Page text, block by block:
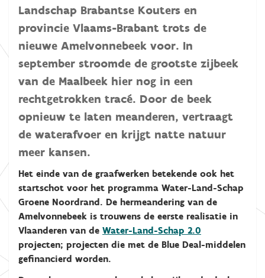
Landschap Brabantse Kouters en
provincie Vlaams-Brabant trots de
nieuwe Amelvonnebeek voor. In
september stroomde de grootste zijbeek
van de Maalbeek hier nog in een
rechtgetrokken tracé. Door de beek
opnieuw te laten meanderen, vertraagt
de waterafvoer en krijgt natte natuur
meer kansen.
Het einde van de graafwerken betekende ook het
startschot voor het programma Water-Land-Schap
Groene Noordrand. De hermeandering van de
Amelvonnebeek is trouwens de eerste realisatie in
Vlaanderen van de Water-Land-Schap 2.0
projecten; projecten die met de Blue Deal-middelen
gefinancierd worden.